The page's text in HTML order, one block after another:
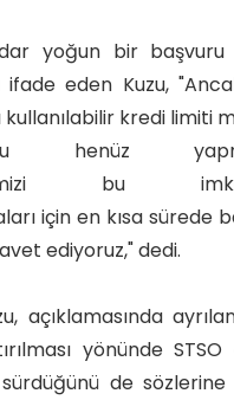
yoğun bir başvuru
ifade eden Kuzu,
kredi limiti
henüz
bu
için en kısa sürede
ediyoruz," dedi.
açıklamasında
yönünde
de sözlerine